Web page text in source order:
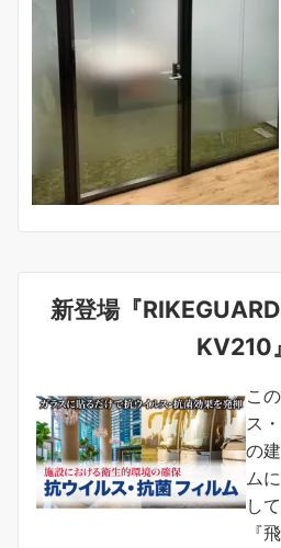
新登場『
KV210』
こ
ス
の
ム
し
『